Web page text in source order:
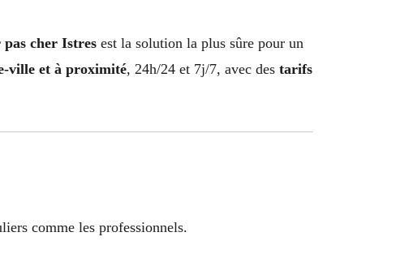
cher Istres est la solution la plus sûre pour un
ville et à proximité, 24h/24 et 7j/7, avec des tarifs
comme les professionnels.